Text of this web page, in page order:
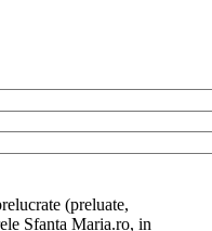
(preluate,
Sfanta Maria.ro, in